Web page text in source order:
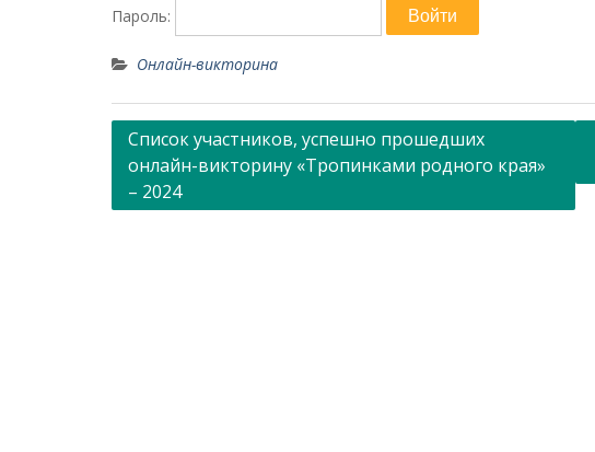
Пароль:
Онлайн-викторина
Навигация
по
записям
Список участников, успешно прошедших
онлайн-викторину «Тропинками родного края»
– 2024